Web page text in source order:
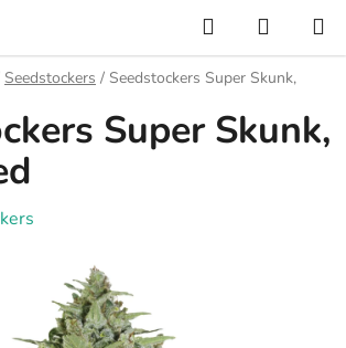
Hledat
KOŠÍK
Seedstockers / Seedstockers Super Skunk,
Super Skunk,